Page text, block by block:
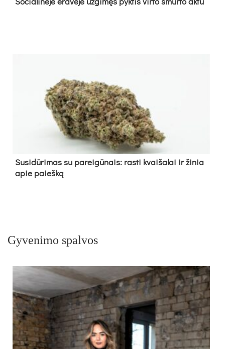
Su­si­dū­ri­mas su pa­rei­gū­nais: ras­ti kvai­ša­lai ir ži­nia
apie paieš­ką
Gyvenimo spalvos